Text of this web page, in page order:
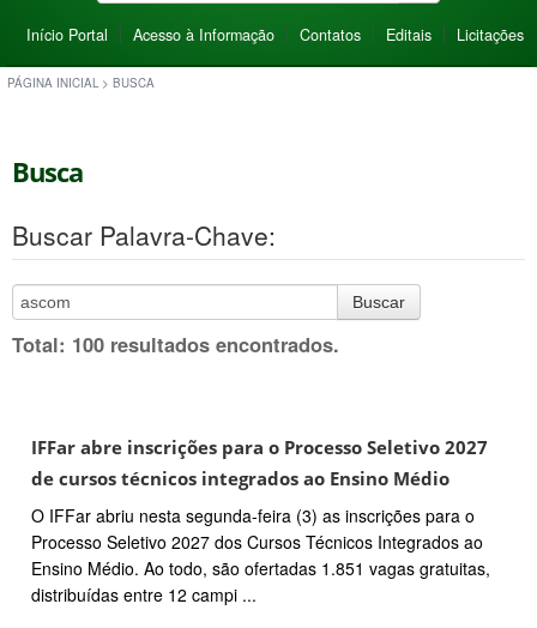
Início Portal Acesso à Informação Contatos Editais Licitações
PÁGINA INICIAL > BUSCA
Busca
Buscar Palavra-Chave:
Buscar
Total: 100 resultados encontrados.
IFFar abre inscrições para o Processo Seletivo 2027
de cursos técnicos integrados ao Ensino Médio
O IFFar abriu nesta segunda-feira (3) as inscrições para o
Processo Seletivo 2027 dos Cursos Técnicos Integrados ao
Ensino Médio. Ao todo, são ofertadas 1.851 vagas gratuitas,
distribuídas entre 12 campi ...